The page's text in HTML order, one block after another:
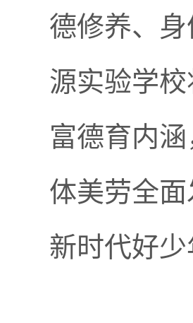
德修养、
源实验学
富德育内
体美劳全
新时代好少